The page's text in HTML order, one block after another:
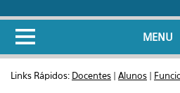
MENU
Links Rápidos: Docentes | Alunos |